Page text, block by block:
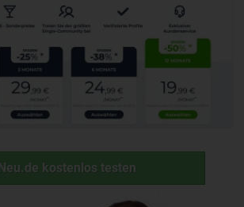
Neu.de kostenlos testen